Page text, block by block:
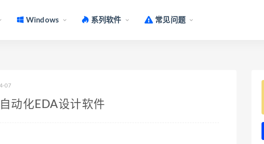
Windows 系列软件 常见问题
07
动化EDA设计软件